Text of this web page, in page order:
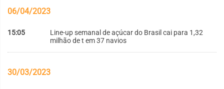
06/04/2023
15:05
Line-up semanal de açúcar do Brasil cai para 1,32
milhão de t em 37 navios
30/03/2023